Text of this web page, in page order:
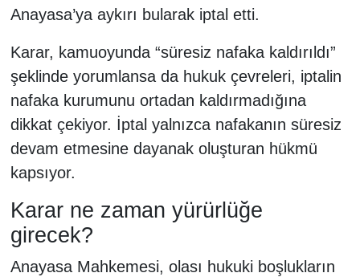
Anayasa’ya aykırı bularak iptal etti.
Karar, kamuoyunda “süresiz nafaka kaldırıldı”
şeklinde yorumlansa da hukuk çevreleri, iptalin
nafaka kurumunu ortadan kaldırmadığına
dikkat çekiyor. İptal yalnızca nafakanın süresiz
devam etmesine dayanak oluşturan hükmü
kapsıyor.
Karar ne zaman yürürlüğe
girecek?
Anayasa Mahkemesi, olası hukuki boşlukların